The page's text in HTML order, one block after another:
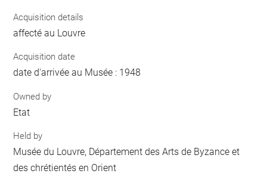
Acquisition details
affecté au Louvre
Acquisition date
date d'arrivée au Musée : 1948
Owned by
Etat
Held by
Musée du Louvre, Département des Arts de Byzance et
des chrétientés en Orient